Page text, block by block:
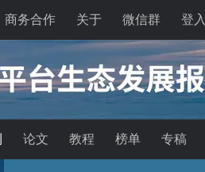
商务合作 关于 微信群 登入
论文 教程 榜单 专稿